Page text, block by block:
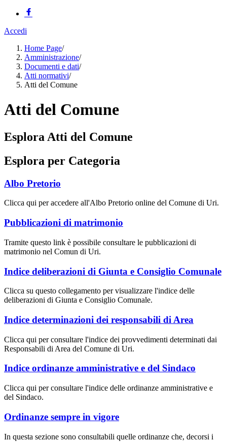
Accedi
Home Page/
Amministrazione/
Documenti e dati/
Atti normativi/
Atti del Comune
Atti del Comune
Esplora Atti del Comune
Esplora per Categoria
Albo Pretorio
Clicca qui per accedere all'Albo Pretorio online del Comune di Uri.
Pubblicazioni di matrimonio
Tramite questo link è possibile consultare le pubblicazioni di
matrimonio nel Comun di Uri.
Indice deliberazioni di Giunta e Consiglio Comunale
Clicca su questo collegamento per visualizzare l'indice delle
deliberazioni di Giunta e Consiglio Comunale.
Indice determinazioni dei responsabili di Area
Clicca qui per consultare l'indice dei provvedimenti determinati dai
Responsabili di Area del Comune di Uri.
Indice ordinanze amministrative e del Sindaco
Clicca qui per consultare l'indice delle ordinanze amministrative e
del Sindaco.
Ordinanze sempre in vigore
In questa sezione sono consultabili quelle ordinanze che, decorsi i